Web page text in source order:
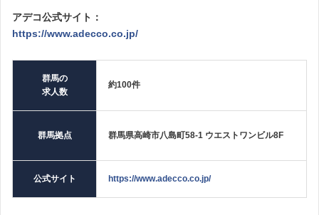
アデコ公式サイト：
https://www.adecco.co.jp/
群馬の
求人数
約100件
群馬拠点 群馬県高崎市八島町58-1 ウエストワンビル8F
公式サイト https://www.adecco.co.jp/